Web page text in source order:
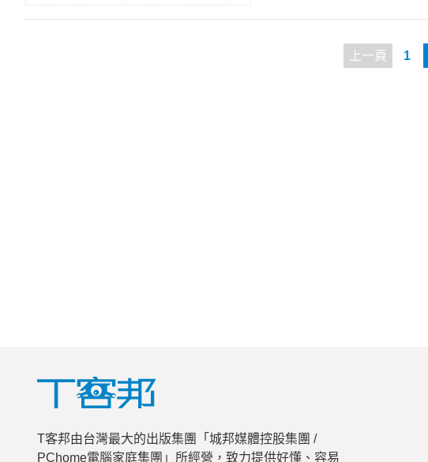
上一頁 1
T客邦由台灣最大的出版集團「城邦媒體控股集團 /
PChome電腦家庭集團」所經營，致力提供好懂、容易